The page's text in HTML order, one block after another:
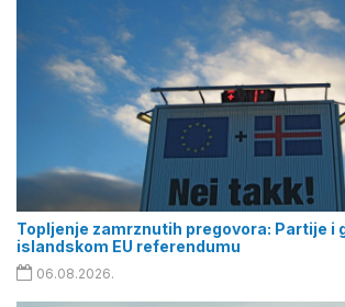
Topljenje zamrznutih pregovora: Partije i
islandskom EU referendumu
06.08.2026.